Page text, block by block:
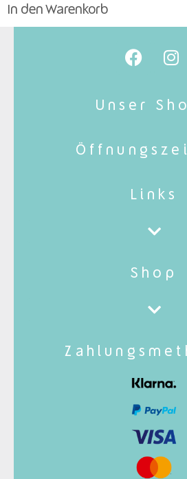
In den Warenkorb
Unser
Links
Shop